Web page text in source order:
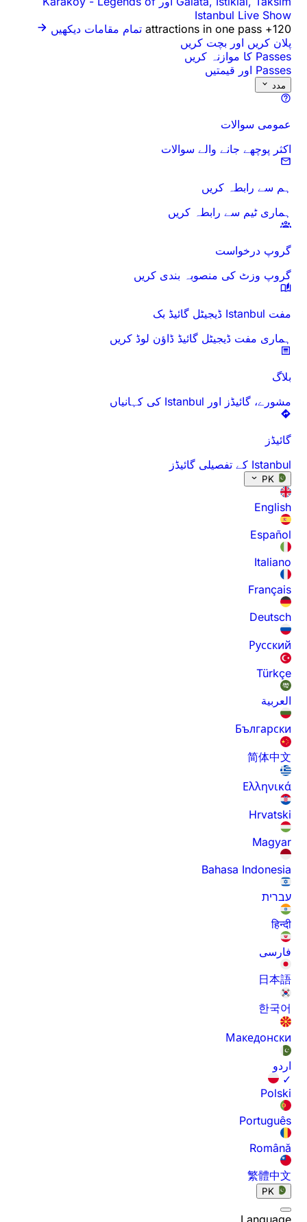
Istanbul Live Show
120+ attractions in one pass
تمام مقامات دیکھیں
پلان کریں اور بچت کریں
Passes کا موازنہ کریں
Passes اور قیمتیں
مدد
عمومی سوالات
اکثر پوچھے جانے والے سوالات
ہم سے رابطہ کریں
ہماری ٹیم سے رابطہ کریں
گروپ درخواست
گروپ وزٹ کی منصوبہ بندی کریں
مفت Istanbul ڈیجیٹل گائیڈ بک
ہماری مفت ڈیجیٹل گائیڈ ڈاؤن لوڈ کریں
بلاگ
مشورے، گائیڈز اور Istanbul کی کہانیاں
گائیڈز
Istanbul کے تفصیلی گائیڈز
PK
English
Español
Italiano
Français
Deutsch
Русский
Türkçe
العربية
Български
简体中文
Ελληνικά
Hrvatski
Magyar
Bahasa Indonesia
עברית
हिन्दी
فارسی
日本語
한국어
Македонски
اردو
✓
Polski
Português
Română
繁體中文
PK